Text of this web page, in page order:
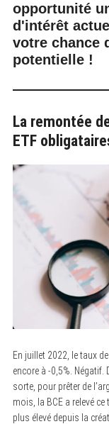
opportunité
d'intérêt
votre chance
potentielle !
La remontée
ETF
En juillet 2022, le taux
encore à -0,5%.
sorte, pour prêter de
mois, la BCE a relevé
plus élevé depuis la